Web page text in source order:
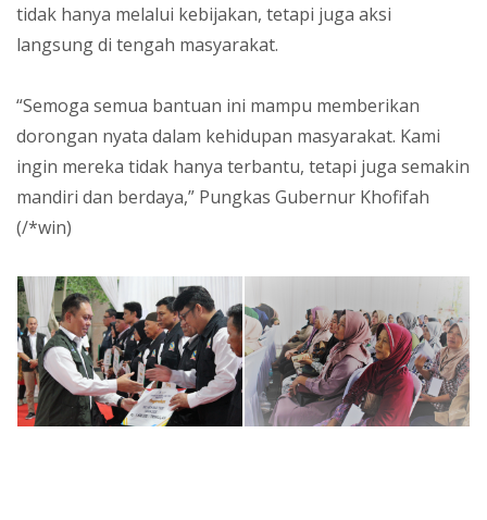
tidak hanya melalui kebijakan, tetapi juga aksi
langsung di tengah masyarakat.
“Semoga semua bantuan ini mampu memberikan
dorongan nyata dalam kehidupan masyarakat. Kami
ingin mereka tidak hanya terbantu, tetapi juga semakin
mandiri dan berdaya,” Pungkas Gubernur Khofifah
(/*win)